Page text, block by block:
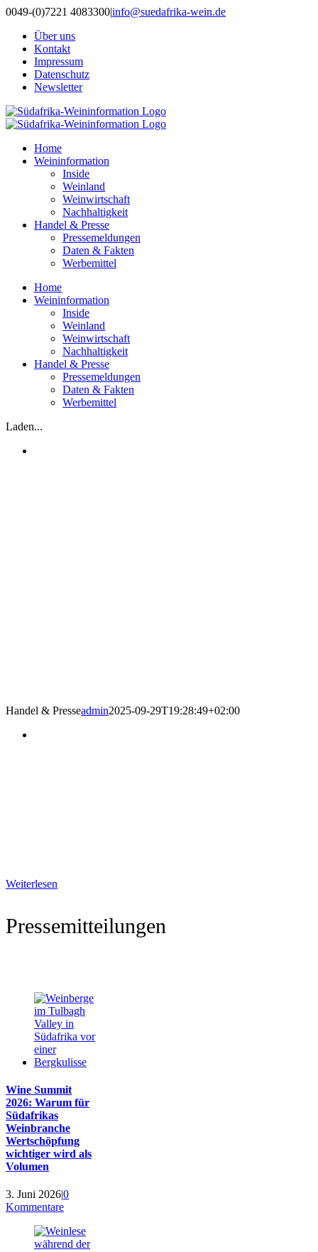
Zum
springen
0049-(0)7221 4083300|info@suedafrika-wein.de
Über uns
Kontakt
Impressum
Datenschutz
Newsletter
Home
Weininformation
Inside
Weinland
Weinwirtschaft
Nachhaltigkeit
Handel & Presse
Pressemeldungen
Daten & Fakten
Werbemittel
Home
Weininformation
Inside
Weinland
Weinwirtschaft
Nachhaltigkeit
Handel & Presse
Pressemeldungen
Daten & Fakten
Werbemittel
Laden...
Handel & Presseadmin2025-09-29T19:28:49+02:00
Südafrikas
Weiterlesen
Pressemitteilungen
Wine Summit
2026: Warum für
Südafrikas
Weinbranche
Wertschöpfung
wichtiger wird als
Volumen
3. Juni 2026|0
Kommentare